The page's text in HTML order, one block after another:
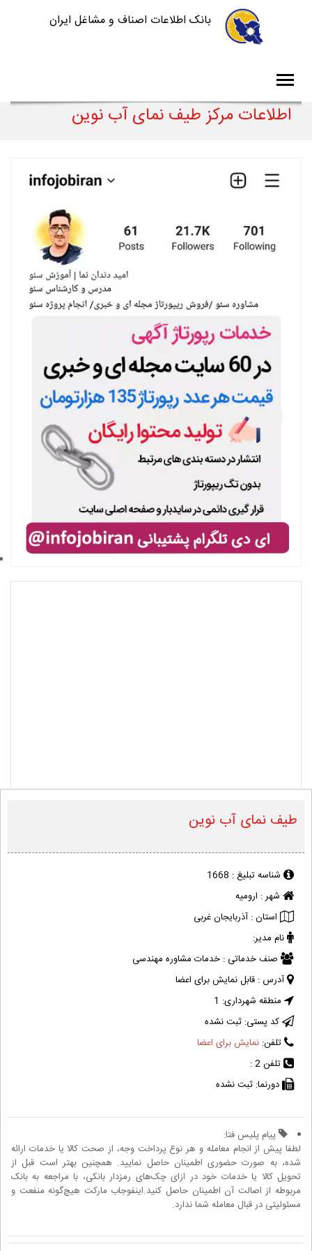
بانک اطلاعات اصناف و مشاغل ایران
اطلاعات مرکز طیف نمای آب نوین
طیف نمای آب نوین
شناسه تبلیغ : 1668
شهر : ارومیه
استان : آذربایجان غربی
نام مدیر:
صنف خدماتی : خدمات مشاوره مهندسی
آدرس : قابل نمایش برای اعضا
منطقه شهرداری: 1
کد پستی: ثبت نشده
تلفن: نمایش برای اعضا
تلفن 2 :
دورنما: ثبت نشده
پیام پلیس فتا:
لطفا پیش از انجام معامله و هر نوع پرداخت وجه، از صحت کالا یا خدمات ارائه
شده، به صورت حضوری اطمینان حاصل نمایید. همچنین بهتر است قبل از
تحویل کالا یا خدمات خود در ازای چک‌های رمزدار بانکی، با مراجعه به بانک
مربوطه از اصالت آن اطمینان حاصل کنید.اینفوجاب مارکت هیچ‌گونه منفعت و
مسئولیتی در قبال معامله شما ندارد.